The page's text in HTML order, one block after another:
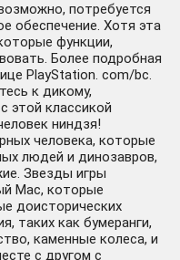
потребуется
обеспечение. Хотя эта
функции,
Более подробная
PlayStation. com/bc.
к дикому,
этой классикой
ниндзя!
человека, которые
людей и динозавров,
Звезды игры
Mac, которые
доисторических
таких как бумеранги,
каменные колеса, и
с другом с